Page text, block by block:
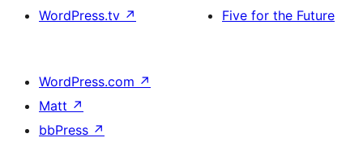
WordPress.tv ↗
Five for the Future
WordPress.com ↗
Matt ↗
bbPress ↗